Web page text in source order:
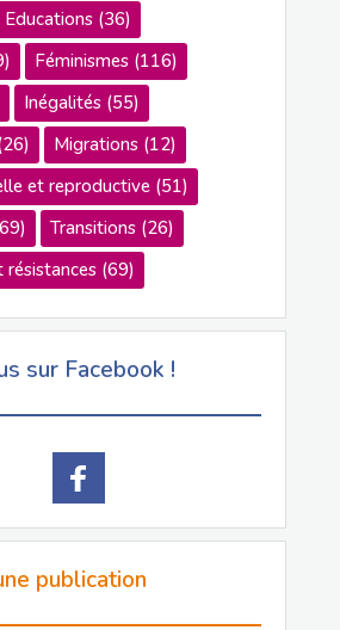
Educations(36)
Féminismes(116)
Inégalités(55)
Migrations(12)
et reproductive(51)
Transitions(26)
résistances(69)
sur Facebook !
publication